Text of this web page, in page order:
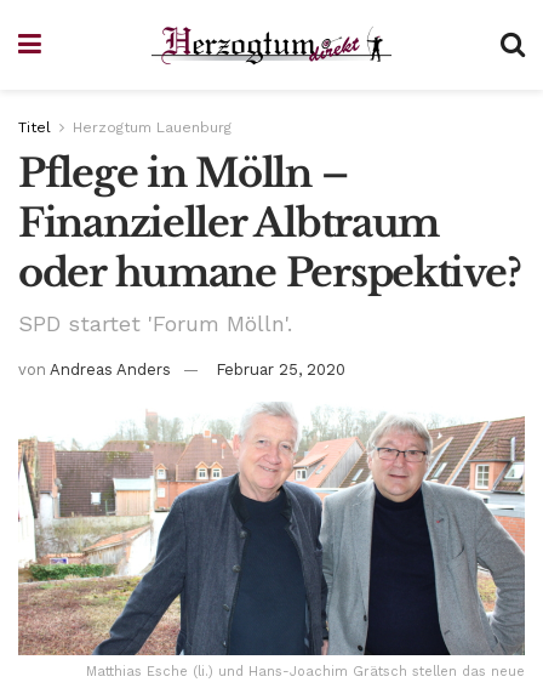
Titel Herzogtum Lauenburg
Pflege in Mölln –
Finanzieller Albtraum
oder humane Perspektive?
SPD startet 'Forum Mölln'.
von Andreas Anders Februar 25, 2020
Matthias Esche (li.) und Hans-Joachim Grätsch stellen das neue